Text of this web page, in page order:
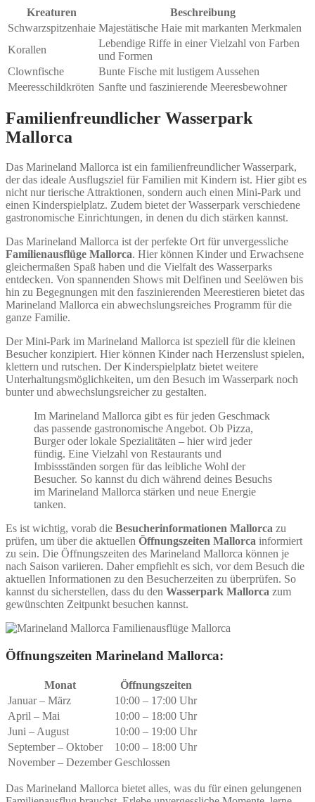
Kreaturen
Beschreibung
Schwarzspitzenhaie Majestätische Haie mit markanten Merkmalen
Korallen
Lebendige Riffe in einer Vielzahl von Farben
und Formen
Clownfische
Bunte Fische mit lustigem Aussehen
Meeresschildkröten Sanfte und faszinierende Meeresbewohner
Familienfreundlicher Wasserpark
Mallorca
Das Marineland Mallorca ist ein familienfreundlicher Wasserpark,
der das ideale Ausflugsziel für Familien mit Kindern ist. Hier gibt es
nicht nur tierische Attraktionen, sondern auch einen Mini-Park und
einen Kinderspielplatz. Zudem bietet der Wasserpark verschiedene
gastronomische Einrichtungen, in denen du dich stärken kannst.
Das Marineland Mallorca ist der perfekte Ort für unvergessliche
Familienausflüge Mallorca. Hier können Kinder und Erwachsene
gleichermaßen Spaß haben und die Vielfalt des Wasserparks
entdecken. Von spannenden Shows mit Delfinen und Seelöwen bis
hin zu Begegnungen mit den faszinierenden Meerestieren bietet das
Marineland Mallorca ein abwechslungsreiches Programm für die
ganze Familie.
Der Mini-Park im Marineland Mallorca ist speziell für die kleinen
Besucher konzipiert. Hier können Kinder nach Herzenslust spielen,
klettern und rutschen. Der Kinderspielplatz bietet weitere
Unterhaltungsmöglichkeiten, um den Besuch im Wasserpark noch
bunter und abwechslungsreicher zu gestalten.
Im Marineland Mallorca gibt es für jeden Geschmack
das passende gastronomische Angebot. Ob Pizza,
Burger oder lokale Spezialitäten – hier wird jeder
fündig. Eine Vielzahl von Restaurants und
Imbissständen sorgen für das leibliche Wohl der
Besucher. So kannst du dich während deines Besuchs
im Marineland Mallorca stärken und neue Energie
tanken.
Es ist wichtig, vorab die Besucherinformationen Mallorca zu
prüfen, um über die aktuellen Öffnungszeiten Mallorca informiert
zu sein. Die Öffnungszeiten des Marineland Mallorca können je
nach Saison variieren. Daher empfiehlt es sich, vor dem Besuch die
aktuellen Informationen zu den Besucherzeiten zu überprüfen. So
kannst du sicherstellen, dass du den Wasserpark Mallorca zum
gewünschten Zeitpunkt besuchen kannst.
Öffnungszeiten Marineland Mallorca:
Monat
Öffnungszeiten
Januar – März
10:00 – 17:00 Uhr
April – Mai
10:00 – 18:00 Uhr
Juni – August
10:00 – 19:00 Uhr
September – Oktober
10:00 – 18:00 Uhr
November – Dezember Geschlossen
Das Marineland Mallorca bietet alles, was du für einen gelungenen